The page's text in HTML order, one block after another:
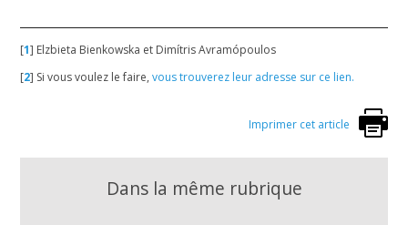
[1] Elzbieta Bienkowska et Dimítris Avramópoulos
[2] Si vous voulez le faire,vous trouverez leur adresse sur ce lien.
Imprimer cet article
Dans la même rubrique